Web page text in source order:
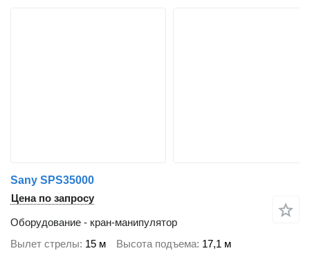
Sany SPS35000
Цена по запросу
Оборудование - кран-манипулятор
Вылет стрелы 15 м Высота подъема 17,1 м